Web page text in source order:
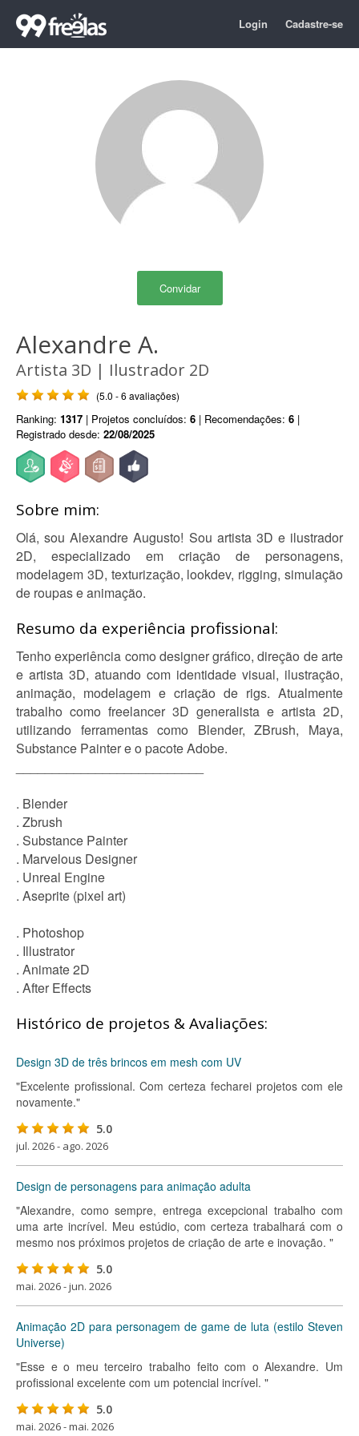
Login Cadastre-se
Convidar
Alexandre A.
Artista 3D | Ilustrador 2D
(5.0 - 6 avaliações)
Ranking: 1317 | Projetos concluídos: 6 | Recomendações: 6 |
Registrado desde: 22/08/2025
Sobre mim:
Olá, sou Alexandre Augusto! Sou artista 3D e ilustrador
2D, especializado em criação de personagens,
modelagem 3D, texturização, lookdev, rigging, simulação
de roupas e animação.
Resumo da experiência profissional:
Tenho experiência como designer gráfico, direção de arte
e artista 3D, atuando com identidade visual, ilustração,
animação, modelagem e criação de rigs. Atualmente
trabalho como freelancer 3D generalista e artista 2D,
utilizando ferramentas como Blender, ZBrush, Maya,
Substance Painter e o pacote Adobe.
. Blender
. Zbrush
. Substance Painter
. Marvelous Designer
. Unreal Engine
. Aseprite (pixel art)
. Photoshop
. Illustrator
. Animate 2D
. After Effects
Histórico de projetos & Avaliações:
Design 3D de três brincos em mesh com UV
"Excelente profissional. Com certeza fecharei projetos com ele
novamente."
5.0
jul. 2026 - ago. 2026
Design de personagens para animação adulta
"Alexandre, como sempre, entrega excepcional trabalho com
uma arte incrível. Meu estúdio, com certeza trabalhará com o
mesmo nos próximos projetos de criação de arte e inovação. "
5.0
mai. 2026 - jun. 2026
Animação 2D para personagem de game de luta (estilo Steven
Universe)
"Esse e o meu terceiro trabalho feito com o Alexandre. Um
profissional excelente com um potencial incrível. "
5.0
mai. 2026 - mai. 2026